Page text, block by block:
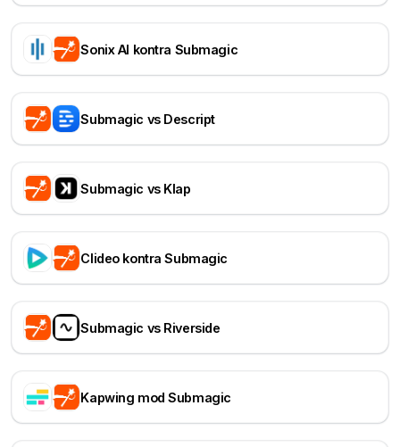
Sonix AI kontra Submagic
Submagic vs Descript
Submagic vs Klap
Clideo kontra Submagic
Submagic vs Riverside
Kapwing mod Submagic